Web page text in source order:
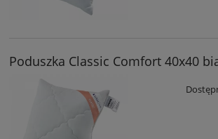
Poduszka Classic Comfort 40x40